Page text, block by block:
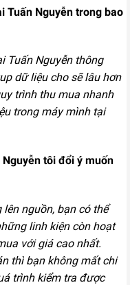
Tuấn Nguyễn trong bao
Tuấn Nguyễn thông
dữ liệu cho sẽ lâu hơn
trình thu mua nhanh
trong máy mình tại
tôi đổi ý muốn
nguồn, bạn có thể
linh kiện còn hoạt
với giá cao nhất.
thì bạn không mất chi
trình kiểm tra được